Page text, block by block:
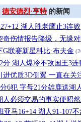
德安德烈·亨特的新闻
湖人胜老鹰止3连败
奇伤情报告降级，无缘
联赛新星科比·布夫金
分 湖人爆冷不敌国王3连
进优质3D侧翼 一直在关
6犯 字母21分雄鹿送湖
人必须交易的事实便昭
亚马16+14 湖人91-107不